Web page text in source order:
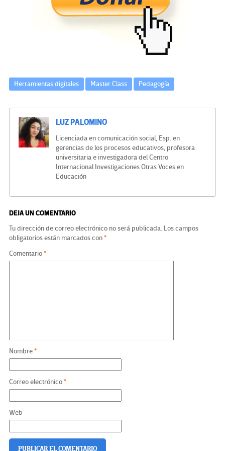
m n
ar
tir
Herramientas digitales Master Class Pedagogía
LUZ PALOMINO
Licenciada en comunicación social, Esp. en
gerencias de los procesos educativos, profesora
universitaria e investigadora del Centro
Internacional Investigaciones Otras Voces en
Educación
DEJA UN COMENTARIO
Tu dirección de correo electrónico no será publicada. Los campos
obligatorios están marcados con*
Comentario*
Nombre*
Correo electrónico*
Web